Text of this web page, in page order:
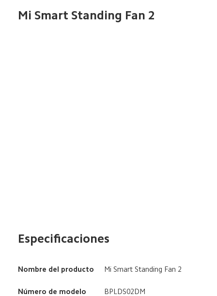
Mi Smart Standing Fan 2
Especificaciones
Nombre del producto Mi Smart Standing Fan 2
Número de modelo BPLDS02DM